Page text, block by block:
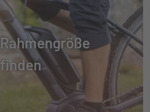
Rahmengröße
finden